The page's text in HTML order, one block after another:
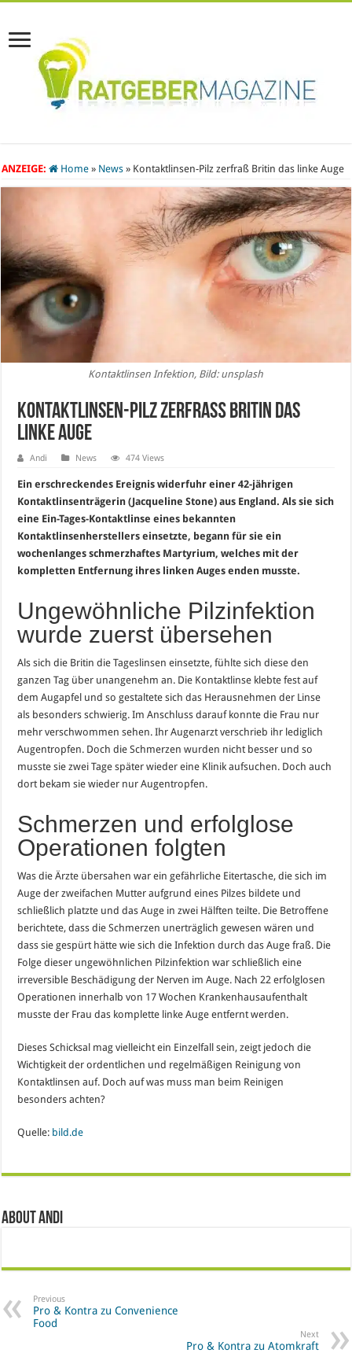
ANZEIGE: Home » News » Kontaktlinsen-Pilz zerfraß Britin das linke Auge
Kontaktlinsen Infektion, Bild: unsplash
Kontaktlinsen-Pilz zerfraß Britin das
linke Auge
Andi News 474 Views
Ein erschreckendes Ereignis widerfuhr einer 42-jährigen
Kontaktlinsenträgerin (Jacqueline Stone) aus England. Als sie sich
eine Ein-Tages-Kontaktlinse eines bekannten
Kontaktlinsenherstellers einsetzte, begann für sie ein
wochenlanges schmerzhaftes Martyrium, welches mit der
kompletten Entfernung ihres linken Auges enden musste.
Ungewöhnliche Pilzinfektion
wurde zuerst übersehen
Als sich die Britin die Tageslinsen einsetzte, fühlte sich diese den
ganzen Tag über unangenehm an. Die Kontaktlinse klebte fest auf
dem Augapfel und so gestaltete sich das Herausnehmen der Linse
als besonders schwierig. Im Anschluss darauf konnte die Frau nur
mehr verschwommen sehen. Ihr Augenarzt verschrieb ihr lediglich
Augentropfen. Doch die Schmerzen wurden nicht besser und so
musste sie zwei Tage später wieder eine Klinik aufsuchen. Doch auch
dort bekam sie wieder nur Augentropfen.
Schmerzen und erfolglose
Operationen folgten
Was die Ärzte übersahen war ein gefährliche Eitertasche, die sich im
Auge der zweifachen Mutter aufgrund eines Pilzes bildete und
schließlich platzte und das Auge in zwei Hälften teilte. Die Betroffene
berichtete, dass die Schmerzen unerträglich gewesen wären und
dass sie gespürt hätte wie sich die Infektion durch das Auge fraß. Die
Folge dieser ungewöhnlichen Pilzinfektion war schließlich eine
irreversible Beschädigung der Nerven im Auge. Nach 22 erfolglosen
Operationen innerhalb von 17 Wochen Krankenhausaufenthalt
musste der Frau das komplette linke Auge entfernt werden.
Dieses Schicksal mag vielleicht ein Einzelfall sein, zeigt jedoch die
Wichtigkeit der ordentlichen und regelmäßigen Reinigung von
Kontaktlinsen auf. Doch auf was muss man beim Reinigen
besonders achten?
Quelle: bild.de
About Andi
Previous
Pro & Kontra zu Convenience
Food
Next
Pro & Kontra zu Atomkraft